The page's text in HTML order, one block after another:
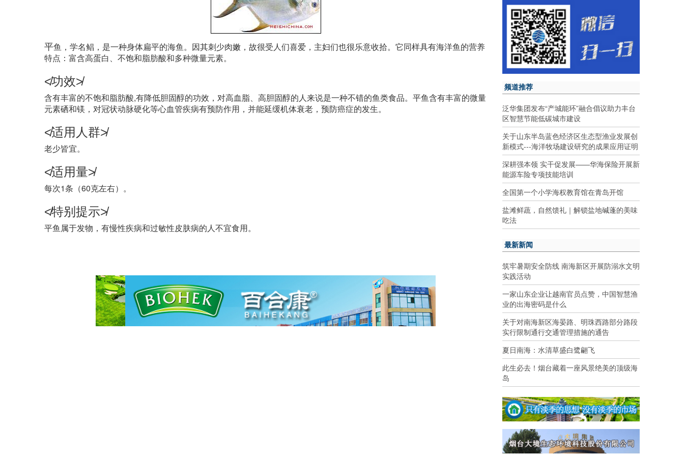
平鱼，学名鲳，是一种身体扁平的海鱼。因其刺少肉嫩，故很受人们喜爱，主妇们也很乐意收拾。它同样具有海洋鱼的营养
特点：富含高蛋白、不饱和脂肪酸和多种微量元素。
≮功效≯
含有丰富的不饱和脂肪酸,有降低胆固醇的功效，对高血脂、高胆固醇的人来说是一种不错的鱼类食品。平鱼含有丰富的微量
元素硒和镁，对冠状动脉硬化等心血管疾病有预防作用，并能延缓机体衰老，预防癌症的发生。
≮适用人群≯
老少皆宜。
≮适用量≯
每次1条（60克左右）。
≮特别提示≯
平鱼属于发物，有慢性疾病和过敏性皮肤病的人不宜食用。
频道推荐
泛华集团发布“产城能环”融合倡议助力丰台
区智慧节能低碳城市建设
关于山东半岛蓝色经济区生态型渔业发展创
新模式---海洋牧场建设研究的成果应用证明
深耕强本领 实干促发展——华海保险开展新
能源车险专项技能培训
全国第一个小学海权教育馆在青岛开馆
盐滩鲜蔬，自然馈礼｜解锁盐地碱蓬的美味
吃法
最新新闻
筑牢暑期安全防线 南海新区开展防溺水文明
实践活动
一家山东企业让越南官员点赞，中国智慧渔
业的出海密码是什么
关于对南海新区海晏路、明珠西路部分路段
实行限制通行交通管理措施的通告
夏日南海：水清草盛白鹭翩飞
此生必去！烟台藏着一座风景绝美的顶级海
岛